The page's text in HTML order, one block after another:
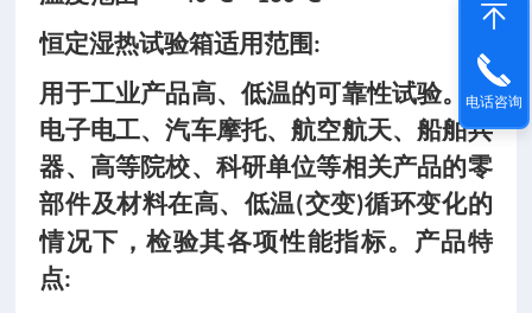
恒定湿热试验箱适用范围:
用于工业产品高、低温的可靠性试验。对
电子电工、汽车摩托、航空航天、船舶兵
器、高等院校、科研单位等相关产品的零
部件及材料在高、低温(交变)循环变化的
情况下，检验其各项性能指标。产品特
点:
电话咨询